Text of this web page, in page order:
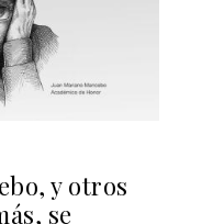
y otros
se